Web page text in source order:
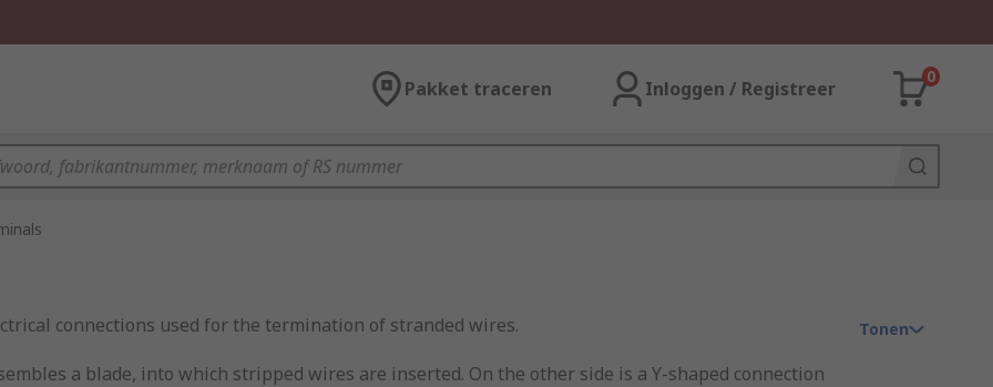
Pakket traceren Inloggen / Registreer
0
connections used for the termination of stranded wires.
a blade, into which stripped wires are inserted. On the other side is a Y-shaped connection
Tonen